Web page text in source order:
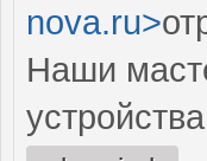
nova.ru>
Наши